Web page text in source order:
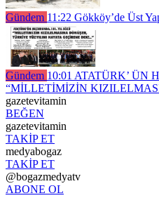
Gündem 11:22 Gökköy’de Üst
Gündem 10:01 ATATÜRK’ ÜN
“MİLLETİMİZİN
gazetevitamin
BEĞEN
gazetevitamin
TAKİP ET
medyabogaz
TAKİP ET
@bogazmedyatv
ABONE OL